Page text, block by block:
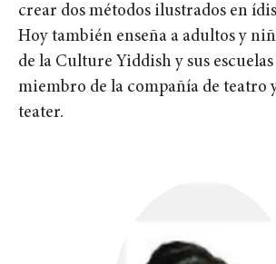
crear dos métodos ilustrados en
Hoy también enseña a adultos y
de la Culture Yiddish y sus escuelas
miembro de la compañía de teatro
teater.